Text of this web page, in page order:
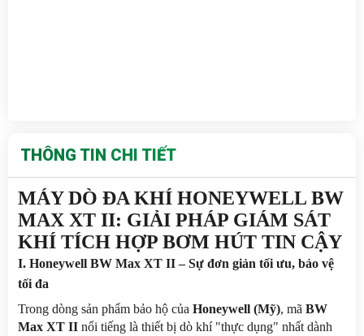
THÔNG TIN CHI TIẾT
MÁY DÒ ĐA KHÍ HONEYWELL BW
MAX XT II: GIẢI PHÁP GIÁM SÁT
KHÍ TÍCH HỢP BƠM HÚT TIN CẬY
I. Honeywell BW Max XT II – Sự đơn giản tối ưu, bảo vệ
tối đa
Trong dòng sản phẩm bảo hộ của Honeywell (Mỹ), mã BW
Max XT II nổi tiếng là thiết bị dò khí "thực dụng" nhất dành